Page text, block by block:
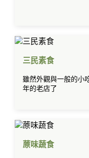
三民素食
雖然外觀與一般的小
年的老店了
蒝味蔬食